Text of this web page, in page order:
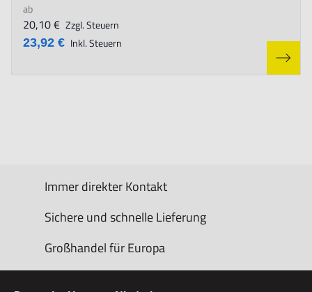
ab
23,92 € Inkl. Steuern
20,10 € Zzgl. Steuern
Immer direkter Kontakt
Sichere und schnelle Lieferung
Großhandel für Europa